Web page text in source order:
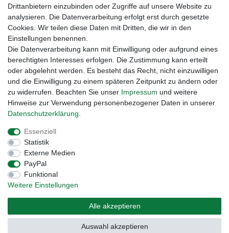
Widerrufs­recht
© Copyright 2026 | Alle Rechte vorbehalten.
Drittanbietern einzubinden oder Zugriffe auf unsere Website zu
analysieren. Die Datenverarbeitung erfolgt erst durch gesetzte
Cookies. Wir teilen diese Daten mit Dritten, die wir in den
Einstellungen benennen.
Die Datenverarbeitung kann mit Einwilligung oder aufgrund eines
berechtigten Interesses erfolgen. Die Zustimmung kann erteilt
oder abgelehnt werden. Es besteht das Recht, nicht einzuwilligen
und die Einwilligung zu einem späteren Zeitpunkt zu ändern oder
zu widerrufen. Beachten Sie unser Impressum und weitere
Hinweise zur Verwendung personenbezogener Daten in unserer
Daten­schutz­erklärung
Essenziell
Statistik
Externe Medien
PayPal
Funktional
Weitere Einstellungen
Alle akzeptieren
Auswahl akzeptieren